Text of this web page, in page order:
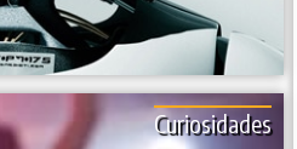
Curiosidades